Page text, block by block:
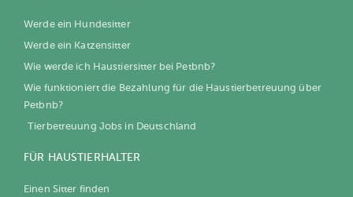
Werde ein Hundesitter
Werde ein Katzensitter
Wie werde ich Haustiersitter bei Petbnb?
Wie funktioniert die Bezahlung für die Haustierbetreuung über
Petbnb?
Tierbetreuung Jobs in Deutschland
FÜR HAUSTIERHALTER
Einen Sitter finden